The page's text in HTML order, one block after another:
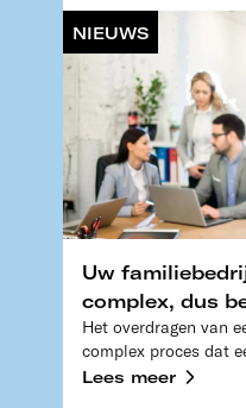
andere diensten
zoals accountancy
specialisten van
een scherpe
NIEUWS
Uw
complex, dus
Het overdragen van
complex proces dat
voorbereiding en de
Lees meer